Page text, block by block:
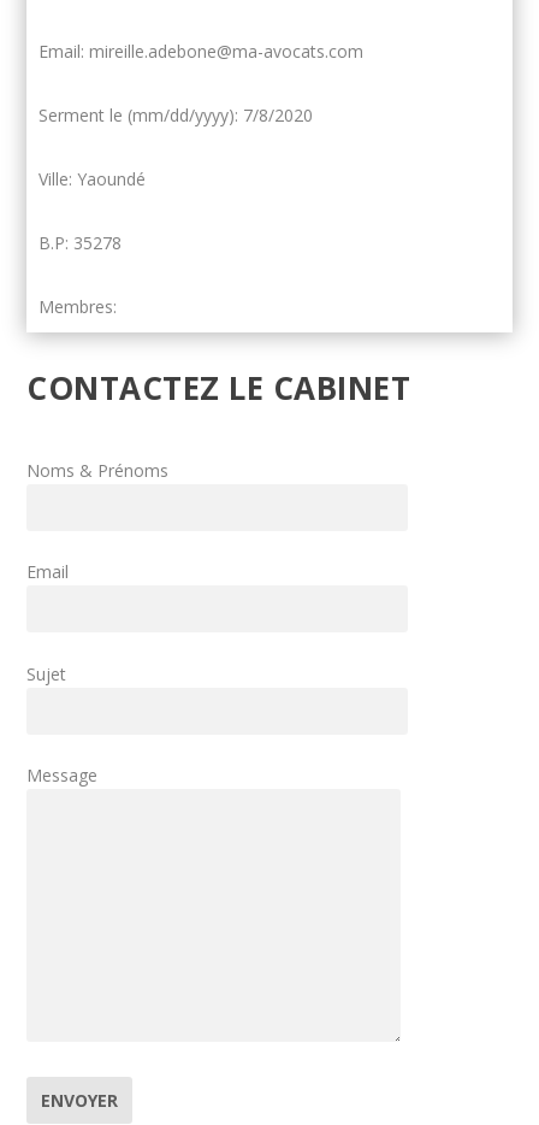
Email: mireille.adebone@ma-avocats.com
Serment le (mm/dd/yyyy): 7/8/2020
Ville: Yaoundé
B.P: 35278
Membres:
CONTACTEZ LE CABINET
Noms & Prénoms
Email
Sujet
Message